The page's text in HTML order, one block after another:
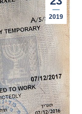
2019